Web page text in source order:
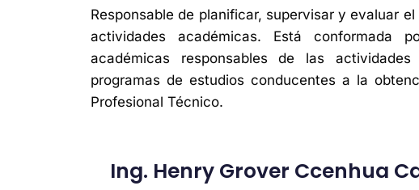
Responsable de planificar, supervisar y evaluar
actividades académicas. Está conformada
académicas responsables de las
programas de estudios conducentes a la
Profesional Técnico.
Ing. Henry Grover Ccenhua